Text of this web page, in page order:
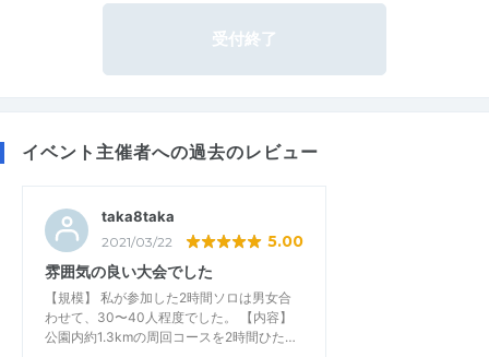
受付終了
イベント主催者への過去のレビュー
taka8taka
2021/03/22 5.00
雰囲気の良い大会でした
【規模】 私が参加した2時間ソロは男女合
わせて、30〜40人程度でした。 【内容】
公園内約1.3kmの周回コースを2時間ひた…